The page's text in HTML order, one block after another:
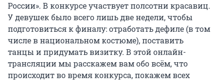
России». В конкурсе участвует полсотни красавиц.
У девушек было всего лишь две недели, чтобы
подготовиться к финалу: отработать дефиле (в том
числе в национальном костюме), поставить
танцы и придумать визитку. В этой онлайн-
трансляции мы расскажем вам обо всём, что
происходит во время конкурса, покажем всех